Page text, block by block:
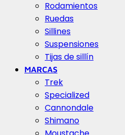
Rodamientos
Ruedas
Sillines
Suspensiones
Tijas de sillín
MARCAS
Trek
Specialized
Cannondale
Shimano